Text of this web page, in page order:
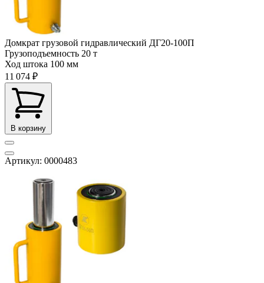
Домкрат грузовой гидравлический ДГ20-100П
Грузоподъемность 20 т
Ход штока 100 мм
11 074 ₽
В корзину
Артикул: 0000483